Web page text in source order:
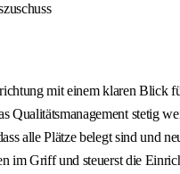
mit einem klaren Blick
Qualitätsmanagement stetig
alle Plätze belegt sind und
im Griff und steuerst die